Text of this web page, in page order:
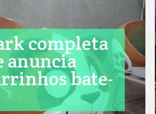
completa
anuncia
bate-